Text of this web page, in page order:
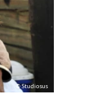
© Studiosus